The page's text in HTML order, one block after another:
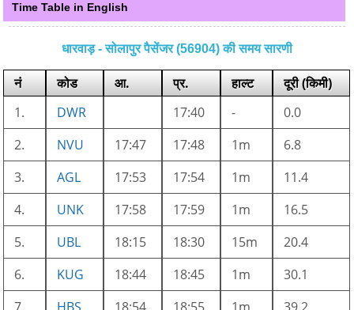
Time Table in English
धारवाड़ - सोलापुर पैसेंजर (56904) की समय सारणी
नं कोड आ. प्र. हाल्ट
दूरी (किमी)
1.
DWR 17:40 -
0.0
2.
NVU 17:47 17:48 1m
6.8
3.
AGL 17:53 17:54 1m
11.4
4.
UNK 17:58 17:59 1m
16.5
5.
UBL 18:15 18:30 15m
20.4
6.
KUG 18:44 18:45 1m
30.1